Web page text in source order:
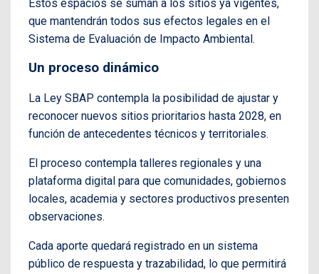
Estos espacios se suman a los sitios ya vigentes,
que mantendrán todos sus efectos legales en el
Sistema de Evaluación de Impacto Ambiental.
Un proceso dinámico
La Ley SBAP contempla la posibilidad de ajustar y
reconocer nuevos sitios prioritarios hasta 2028, en
función de antecedentes técnicos y territoriales.
El proceso contempla talleres regionales y una
plataforma digital para que comunidades, gobiernos
locales, academia y sectores productivos presenten
observaciones.
Cada aporte quedará registrado en un sistema
público de respuesta y trazabilidad, lo que permitirá